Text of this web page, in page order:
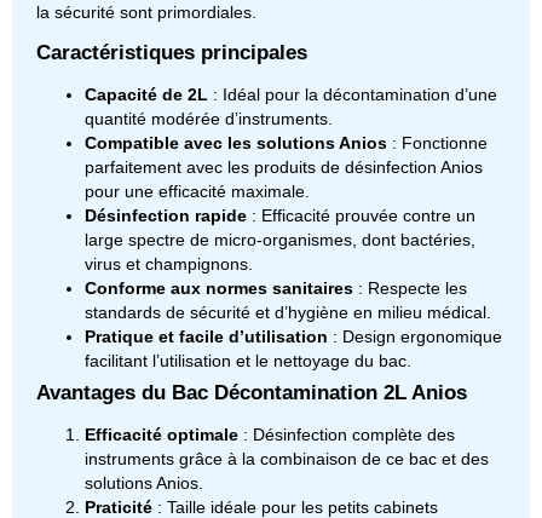
la sécurité sont primordiales.
Caractéristiques principales
Capacité de 2L : Idéal pour la décontamination d’une
quantité modérée d’instruments.
Compatible avec les solutions Anios : Fonctionne
parfaitement avec les produits de désinfection Anios
pour une efficacité maximale.
Désinfection rapide : Efficacité prouvée contre un
large spectre de micro-organismes, dont bactéries,
virus et champignons.
Conforme aux normes sanitaires : Respecte les
standards de sécurité et d’hygiène en milieu médical.
Pratique et facile d’utilisation : Design ergonomique
facilitant l’utilisation et le nettoyage du bac.
Avantages du Bac Décontamination 2L Anios
Efficacité optimale : Désinfection complète des
instruments grâce à la combinaison de ce bac et des
solutions Anios.
Praticité : Taille idéale pour les petits cabinets